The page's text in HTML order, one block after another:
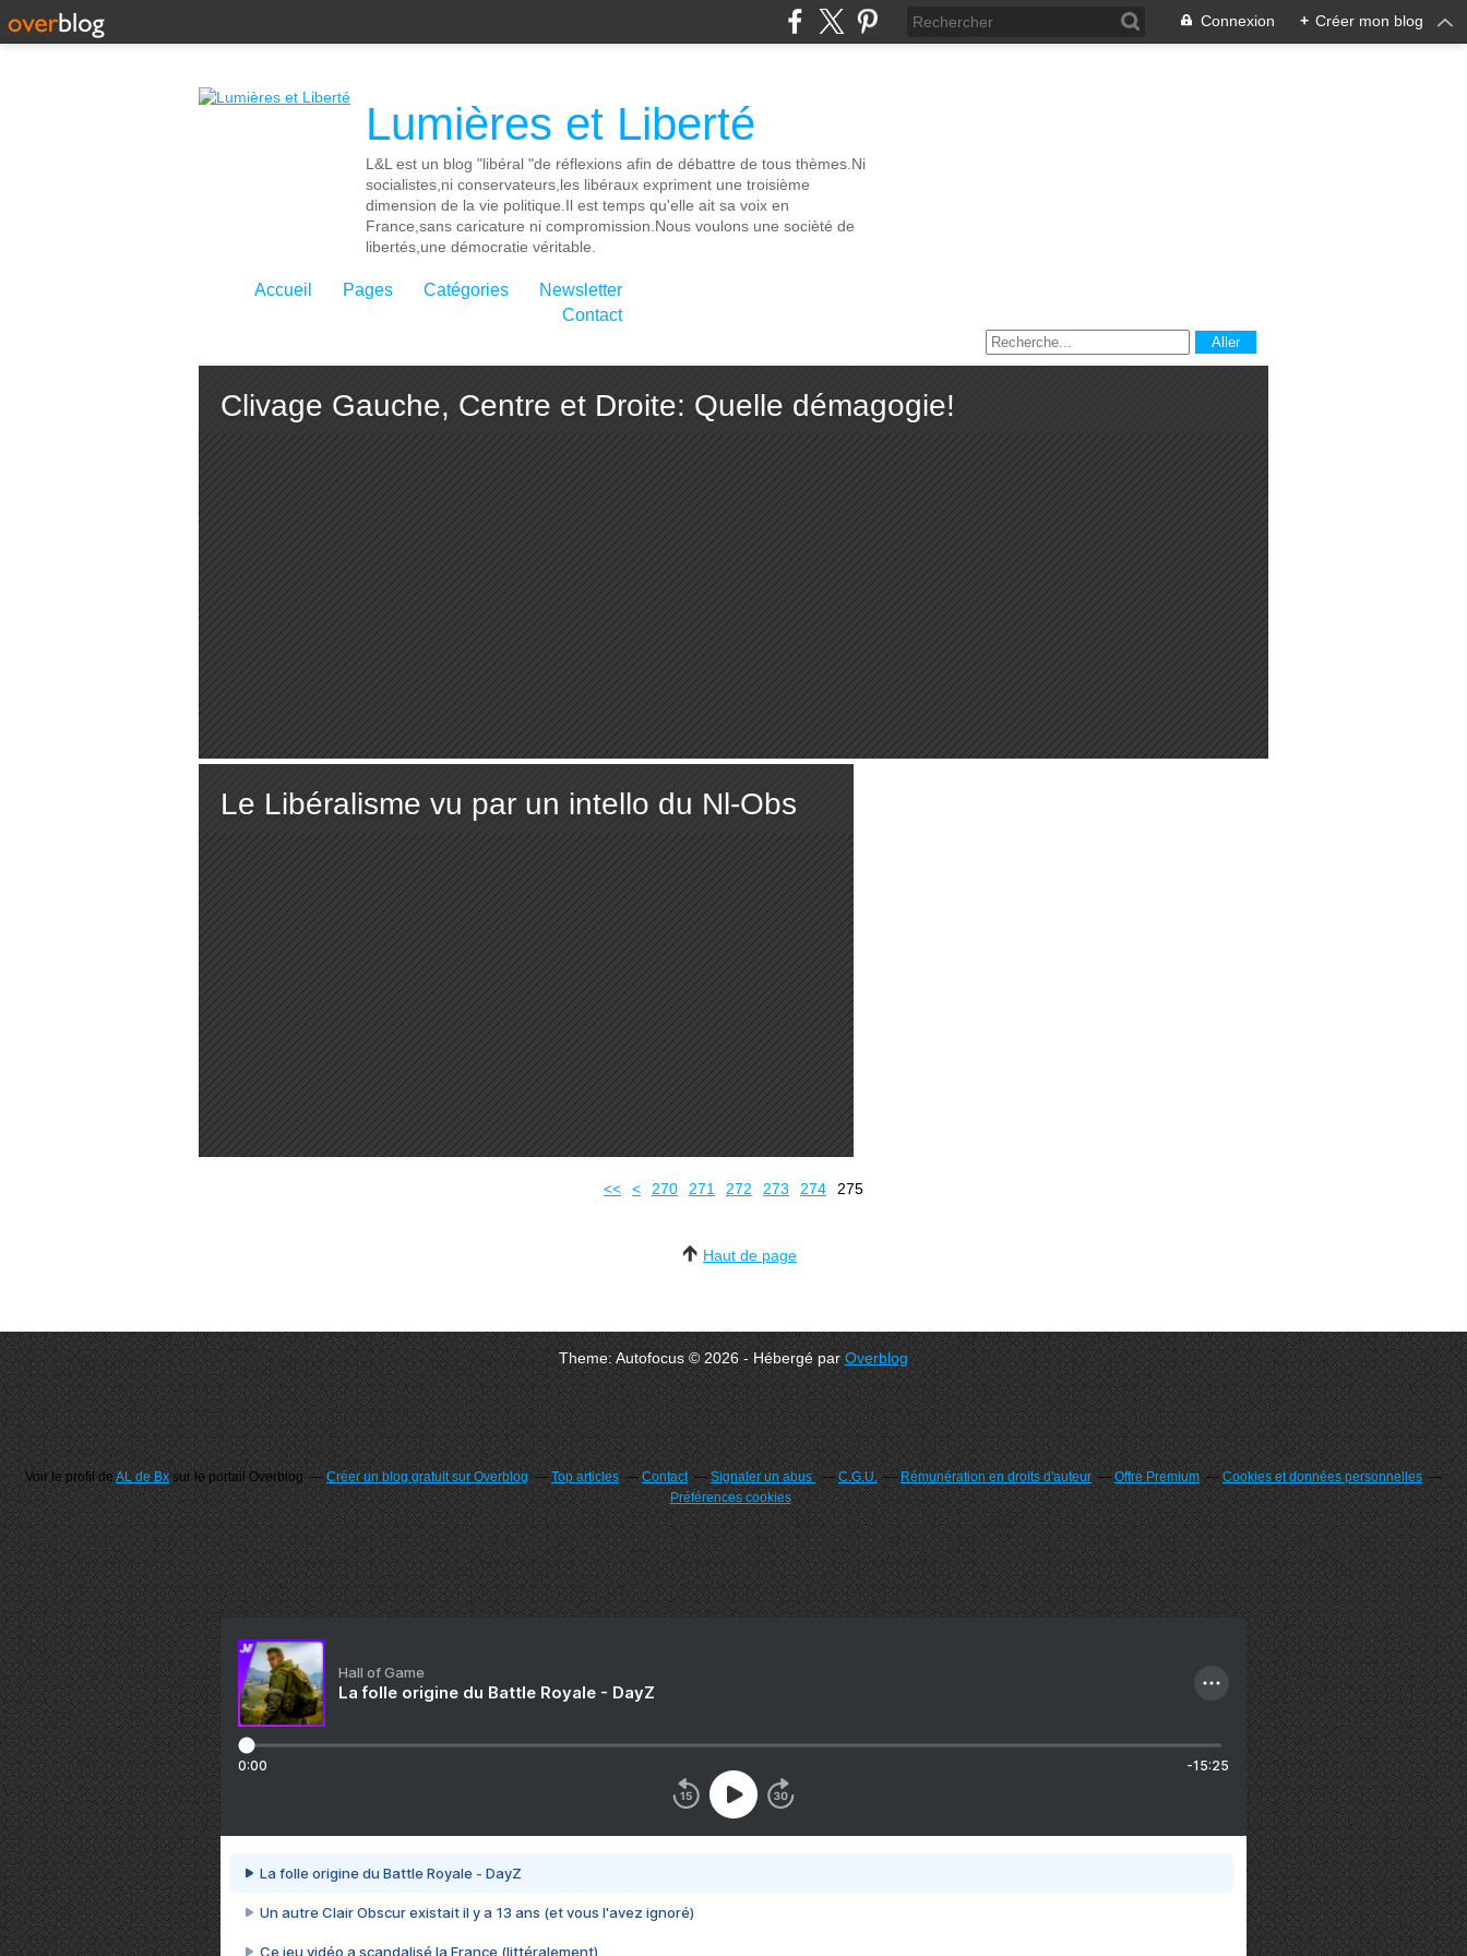
Connexion + Créer mon blog
Lumières et Liberté
L&L est un blog "libéral "de réflexions afin de débattre de tous thèmes.Ni
socialistes,ni conservateurs,les libéraux expriment une troisième
dimension de la vie politique.Il est temps qu'elle ait sa voix en
France,sans caricature ni compromission.Nous voulons une socièté de
libertés,une démocratie véritable.
Accueil Pages Catégories
Newsletter
Contact
Clivage Gauche, Centre et Droite: Quelle démagogie!
Le Libéralisme vu par un intello du Nl-Obs
<< < 200
210
220
230
240
250
260
270 271 272 273 274 275
Haut de page
Theme: Autofocus © 2026 - Hébergé parOverblog
Voir le profil deAL de Bxsur le portail Overblog Créer un blog gratuit sur Overblog Top articles Contact Signaler un abus C.G.U. Rémunération en droits d'auteur Offre Premium
Cookies et données personnelles
Préférences cookies
Hall of Game
La folle origine du Battle Royale - DayZ
0:00 -15:25
La folle origine du Battle Royale - DayZ
Un autre Clair Obscur existait il y a 13 ans (et vous l'avez ignoré)
Ce jeu vidéo a scandalisé la France (littéralement)